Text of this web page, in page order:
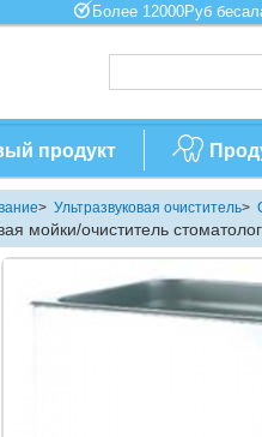
Более 12000Руб
продукт
> Ультразвуковая очиститель>
мойки/очиститель